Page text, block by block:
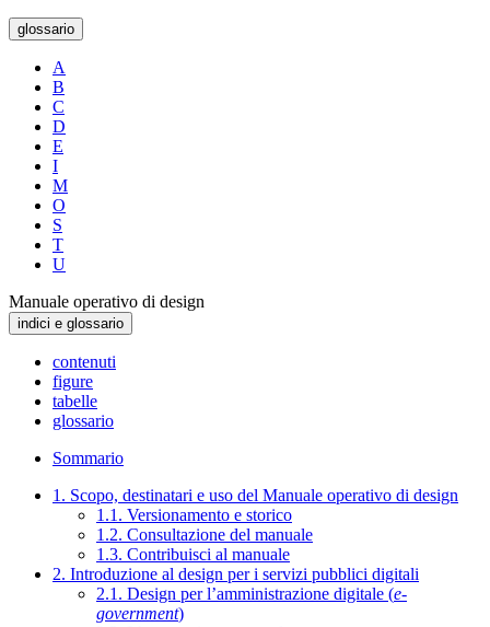
glossario
A
B
C
D
E
I
M
O
S
T
U
Manuale operativo di design
indici e glossario
contenuti
figure
tabelle
glossario
Sommario
1. Scopo, destinatari e uso del Manuale operativo di design
1.1. Versionamento e storico
1.2. Consultazione del manuale
1.3. Contribuisci al manuale
2. Introduzione al design per i servizi pubblici digitali
2.1. Design per l’amministrazione digitale (e-
government)